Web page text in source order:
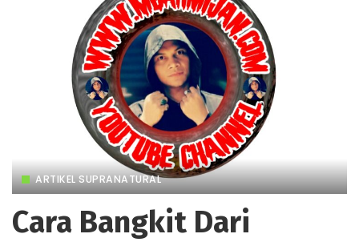
ARTIKEL SUPRANATURAL
Cara Bangkit Dari